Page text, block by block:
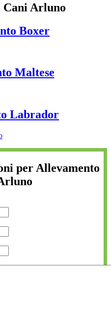
Cani Arluno
Boxer
Maltese
Labrador
per Allevamento